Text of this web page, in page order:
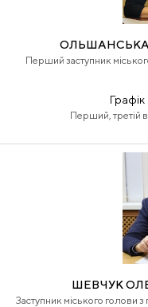
ОЛЬШАНСЬКА
Перший заступник
Перший, третій
ШЕВЧУК
Заступник міського голови